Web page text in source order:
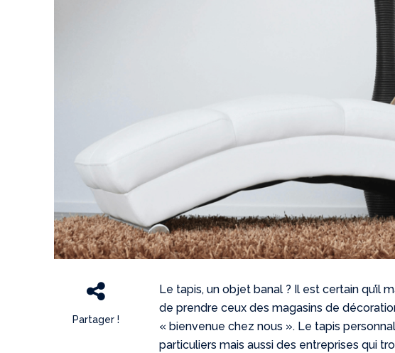
Partager !
Le tapis, un objet banal ? Il est certain qu’il
de prendre ceux des magasins de
« bienvenue chez nous ». Le tapis
particuliers mais aussi des entreprises qui